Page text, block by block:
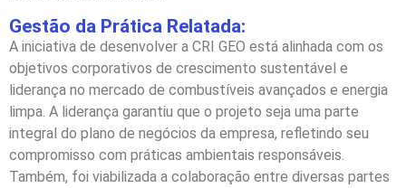
Gestão da Prática Relatada:
A iniciativa de desenvolver a CRI GEO está alinhada com os
objetivos corporativos de crescimento sustentável e
liderança no mercado de combustíveis avançados e energia
limpa. A liderança garantiu que o projeto seja uma parte
integral do plano de negócios da empresa, refletindo seu
compromisso com práticas ambientais responsáveis.
Também, foi viabilizada a colaboração entre diversas partes